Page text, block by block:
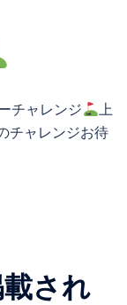
ャレンジ
上
チャレンジお待
載され